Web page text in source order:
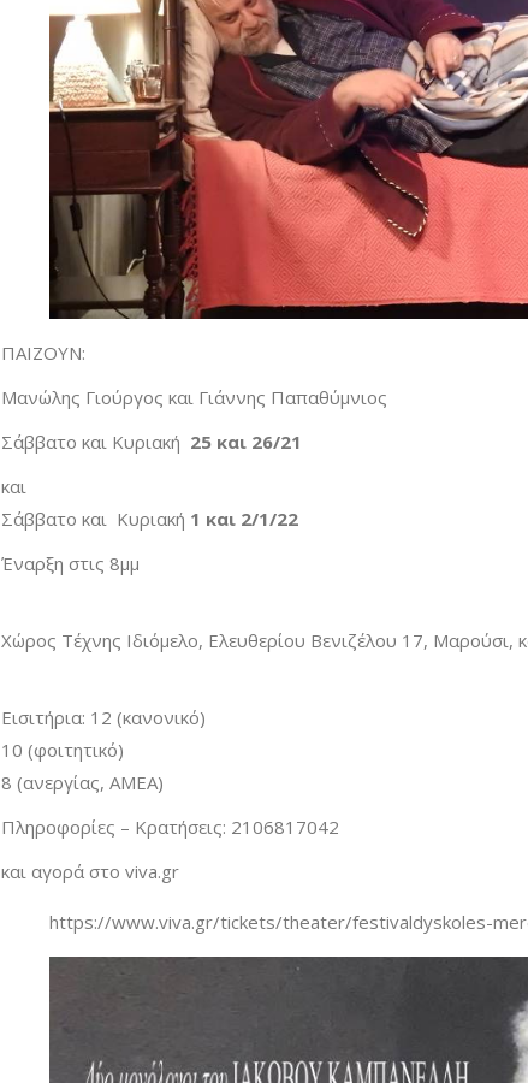
ΠΑΙΖΟΥΝ:
Μανώλης Γιούργος και Γιάννης Παπαθύμνιος
Σάββατο και Κυριακή 25 και 26/21
και
Σάββατο και Κυριακή 1 και 2/1/22
Έναρξη στις 8μμ
Χώρος Τέχνης Ιδιόμελο, Ελευθερίου Βενιζέλου 17,
Εισιτήρια: 12 (κανονικό)
10 (φοιτητικό)
8 (ανεργίας, ΑΜΕΑ)
Πληροφορίες – Κρατήσεις: 2106817042
και αγορά στο viva.gr
https://www.viva.gr/tickets/theater/festivaldyskoles-